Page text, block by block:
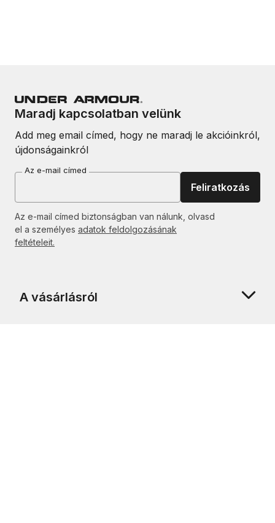
Maradj kapcsolatban velünk
Add meg email címed, hogy ne maradj le akcióinkról,
újdonságainkról
Az e-mail címed
Feliratkozás
Az e-mail címed biztonságban van nálunk, olvasd
el a személyes adatok feldolgozásának
feltételeit.
A vásárlásról